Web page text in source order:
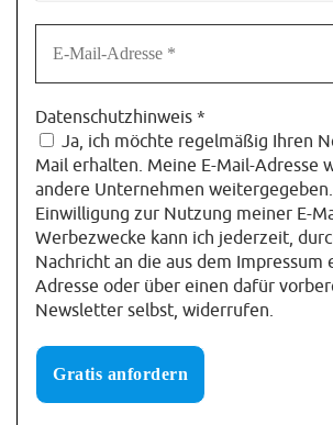
Datenschutzhinweis *
Ja, ich möchte regelmäßig Ihren
Mail erhalten. Meine E-Mail-Adresse
andere Unternehmen
Einwilligung zur Nutzung meiner E-
Werbezwecke kann ich jederzeit,
Nachricht an die aus dem Impressum
Adresse oder über einen dafür
Newsletter selbst, widerrufen.